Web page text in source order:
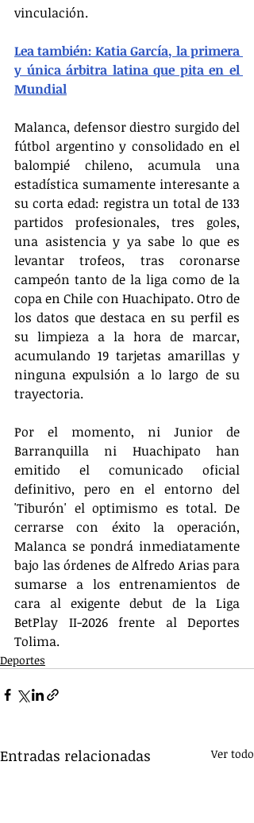
vinculación.
Lea también: Katia García, la primera
y única árbitra latina que pita en el
Mundial
Malanca, defensor diestro surgido del
fútbol argentino y consolidado en el
balompié chileno, acumula una
estadística sumamente interesante a
su corta edad: registra un total de 133
partidos profesionales, tres goles,
una asistencia y ya sabe lo que es
levantar trofeos, tras coronarse
campeón tanto de la liga como de la
copa en Chile con Huachipato. Otro de
los datos que destaca en su perfil es
su limpieza a la hora de marcar,
acumulando 19 tarjetas amarillas y
ninguna expulsión a lo largo de su
trayectoria.
Por el momento, ni Junior de
Barranquilla ni Huachipato han
emitido el comunicado oficial
definitivo, pero en el entorno del
'Tiburón' el optimismo es total. De
cerrarse con éxito la operación,
Malanca se pondrá inmediatamente
bajo las órdenes de Alfredo Arias para
sumarse a los entrenamientos de
cara al exigente debut de la Liga
BetPlay II-2026 frente al Deportes
Tolima.
Deportes
Entradas relacionadas Ver todo